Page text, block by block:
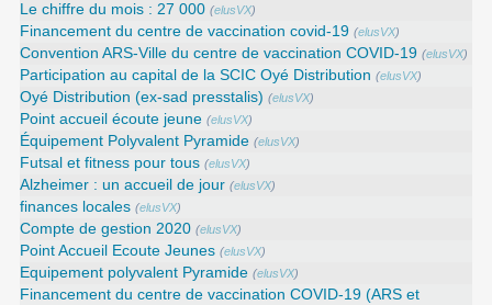
Le chiffre du mois : 27 000 (elusVX)
Financement du centre de vaccination covid-19 (elusVX)
Convention ARS‑Ville du centre de vaccination COVID‑19 (elusVX)
Participation au capital de la SCIC Oyé Distribution (elusVX)
Oyé Distribution (ex-sad presstalis) (elusVX)
Point accueil écoute jeune (elusVX)
Équipement Polyvalent Pyramide (elusVX)
Futsal et fitness pour tous (elusVX)
Alzheimer : un accueil de jour (elusVX)
finances locales (elusVX)
Compte de gestion 2020 (elusVX)
Point Accueil Ecoute Jeunes (elusVX)
Equipement polyvalent Pyramide (elusVX)
Financement du centre de vaccination COVID-19 (ARS et